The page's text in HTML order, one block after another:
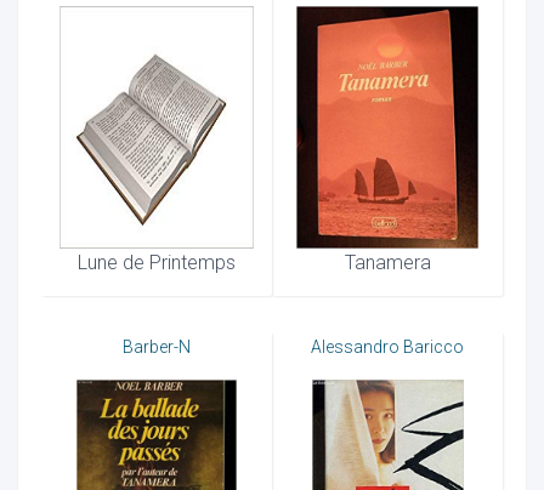
Lune de Printemps Tanamera
Barber-N Alessandro Baricco